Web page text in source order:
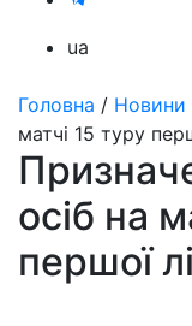
ua
Головна / Новини
матчі 15 туру
осіб на
першої